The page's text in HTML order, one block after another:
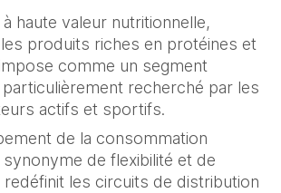
haute valeur nutritionnelle,
produits riches en protéines et
comme un segment
recherché par les
actifs et sportifs.
de la consommation
de flexibilité et de
redéfinit les circuits de distribution